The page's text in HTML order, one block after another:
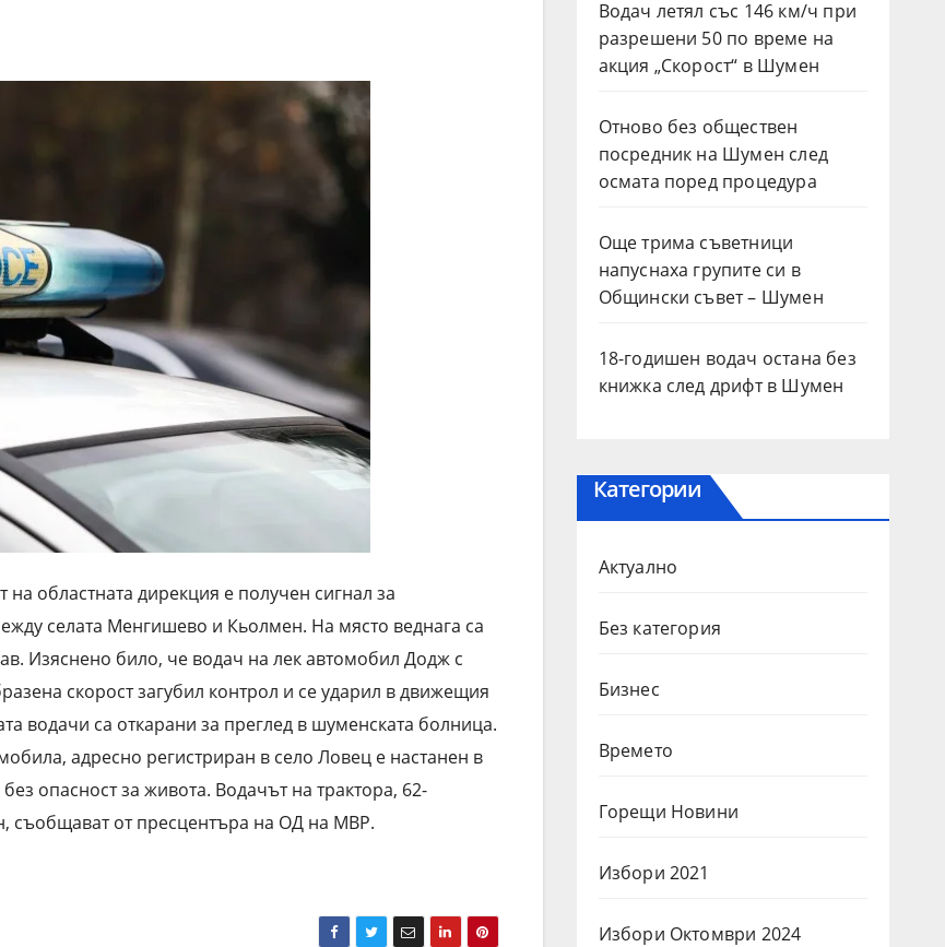
областната дирекция е получен сигнал за
селата Менгишево и Кьолмен. На място веднага са
Изяснено било, че водач на лек автомобил Додж с
скорост загубил контрол и се ударил в движещия
водачи са откарани за преглед в шуменската болница.
адресно регистриран в село Ловец е настанен в
опасност за живота. Водачът на трактора, 62-
съобщават от пресцентъра на ОД на МВР.
Водач летял със 146 км/ч при
разрешени 50 по време на
акция „Скорост“ в Шумен
Отново без обществен
посредник на Шумен след
осмата поред процедура
Още трима съветници
напуснаха групите си в
Общински съвет – Шумен
18-годишен водач остана без
книжка след дрифт в Шумен
Категории
Актуално
Без категория
Бизнес
Времето
Горещи Новини
Избори 2021
Избори Октомври 2024